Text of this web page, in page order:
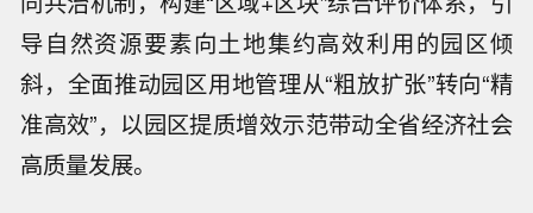
导自然资源要素向土地集约高效利用的园区倾
斜，全面推动园区用地管理从“粗放扩张”转向“精
准高效”，以园区提质增效示范带动全省经济社会
高质量发展。